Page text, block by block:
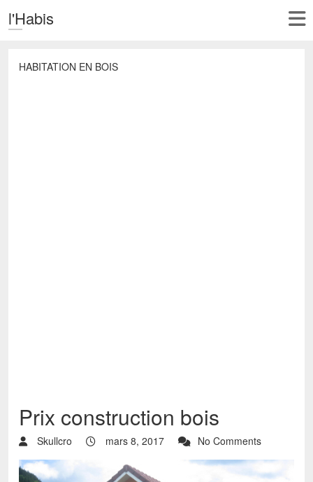
l'Habis
HABITATION EN BOIS
Prix construction bois
Skullcro mars 8, 2017 No Comments